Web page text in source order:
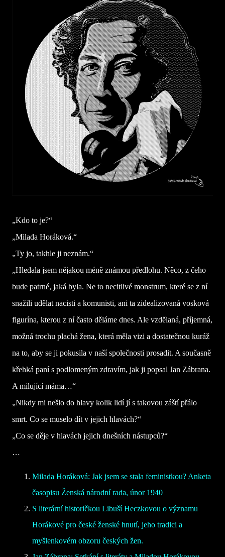
„Kdo to je?“
„Milada Horáková.“
„Ty jo, takhle ji neznám.“
„Hledala jsem nějakou méně známou předlohu. Něco, z čeho
bude patrné, jaká byla. Ne to necitlivé monstrum, které se z ní
snažili udělat nacisti a komunisti, ani ta zidealizovaná vosková
figurína, kterou z ní často děláme dnes. Ale vzdělaná, příjemná,
možná trochu plachá žena, která měla vizi a dostatečnou kuráž
na to, aby se ji pokusila v naší společnosti prosadit. A současně
křehká paní s podlomeným zdravím, jak ji popsal Jan Zábrana.
A milující máma…“
„Nikdy mi nešlo do hlavy kolik lidí jí s takovou záští přálo
smrt. Co se muselo dít v jejich hlavách?“
„Co se děje v hlavách jejich dnešních nástupců?“
…
Milada Horáková: Jak jsem se stala feministkou? Anketa
časopisu Ženská národní rada, únor 1940
S literární historičkou Libuší Heczkovou o významu
Horákové pro české ženské hnutí, jeho tradici a
myšlenkovém obzoru českých žen.